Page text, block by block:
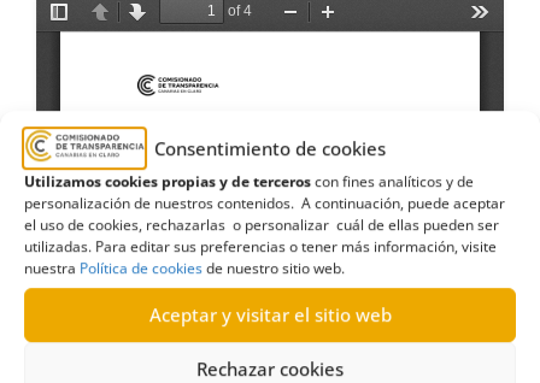
Consentimiento de cookies
Utilizamos cookies propias y de terceroscon fines analíticos y de
personalización de nuestros contenidos. A continuación, puede aceptar
el uso de cookies, rechazarlas o personalizar cuál de ellas pueden ser
utilizadas. Para editar sus preferencias o tener más información, visite
nuestra Política de cookiesde nuestro sitio web.
Aceptar y visitar el sitio web
Rechazar cookies